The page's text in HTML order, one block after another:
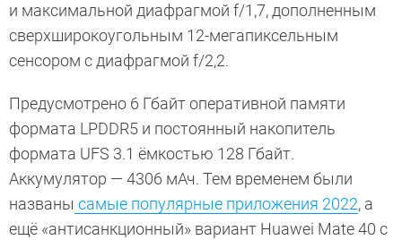
и максимальной диафрагмой f/1,7, дополненным
сверхширокоугольным 12-мегапиксельным
сенсором с диафрагмой f/2,2.
Предусмотрено 6 Гбайт оперативной памяти
формата LPDDR5 и постоянный накопитель
формата UFS 3.1 ёмкостью 128 Гбайт.
Аккумулятор — 4306 мАч. Тем временем были
названы самые популярные приложения 2022, а
ещё «антисанкционный» вариант Huawei Mate 40 с